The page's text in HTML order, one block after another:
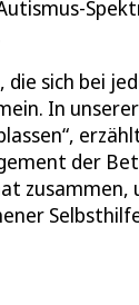
sich bei
In
der
zusammen,